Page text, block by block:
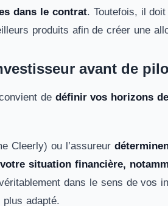
dans le contrat. Toutefois, il
produits afin de créer une
avant de
de définir vos horizons
Cleerly) ou l’assureur
situation financière,
dans le sens de vos
adapté.